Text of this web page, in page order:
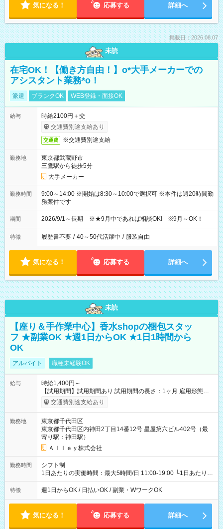
気になる！ 応募する 詳細へ
掲載日：2026.08.07
未読
在宅OK！【働き方自由！】o*大手メーカーでの
アシスタント業務*o！
派遣 ブランクOK WEB登録・面接OK
給与
時給2100円＋交
交通費別途支給あり
交通費 ※交通費別途支給
勤務地
東京都武蔵野市
三鷹駅から徒歩5分
大手メーカー
勤務時間
9:00～14:00 ※開始は8:30～10:00で選択可 ※本件は週20時間勤
務案件です
期間 2026/9/1～長期 ※★9月中であれば相談OK! ※9月～OK！
特徴 履歴書不要 / 40～50代活躍中 / 服装自由
気になる！ 応募する 詳細へ
未読
【座り＆手作業中心】香水shopの梱包スタッ
フ ★副業OK ★週1日からOK ★1日1時間から
OK
アルバイト 職種未経験OK
給与
時給1,400円～
【試用期間】試用期間あり 試用期間の長さ：1ヶ月 雇用形態、
給与は本採用時と同じです。
交通費別途支給あり
勤務地
東京都千代田区
東京都千代田区内神田2丁目14番12号 星屋第六ビル402号（最
寄り駅：神田駅）
Ａｌｌｅｙ株式会社
勤務時間
シフト制
1日あたりの実働時間：最大5時間/日 11:00-19:00 └1日あたりの
実働時間：1-5時間 └上記の時間帯内であれば、いつでも勤務可
能！ └平日・土曜日の中で、お好きな曜日でご勤務いただけま
18:00 などのように、自由な働き方が可能なお仕事です！
特徴 週1日からOK / 日払いOK / 副業・WワークOK
気になる！ 応募する 詳細へ